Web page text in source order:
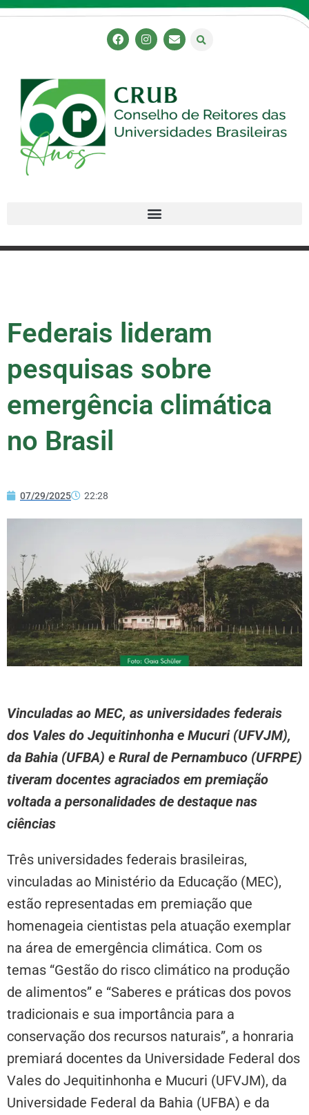
Federais lideram
pesquisas sobre
emergência climática
no Brasil
07/29/2025 22:28
Vinculadas ao MEC, as universidades federais
dos Vales do Jequitinhonha e Mucuri (UFVJM),
da Bahia (UFBA) e Rural de Pernambuco (UFRPE)
tiveram docentes agraciados em premiação
voltada a personalidades de destaque nas
ciências
Três universidades federais brasileiras,
vinculadas ao Ministério da Educação (MEC),
estão representadas em premiação que
homenageia cientistas pela atuação exemplar
na área de emergência climática. Com os
temas “Gestão do risco climático na produção
de alimentos” e “Saberes e práticas dos povos
tradicionais e sua importância para a
conservação dos recursos naturais”, a honraria
premiará docentes da Universidade Federal dos
Vales do Jequitinhonha e Mucuri (UFVJM), da
Universidade Federal da Bahia (UFBA) e da